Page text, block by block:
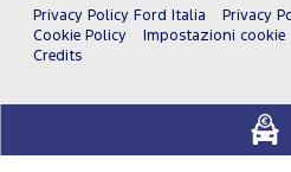
Privacy Policy Ford Italia
Privacy
Cookie Policy
Impostazioni cookie
Credits